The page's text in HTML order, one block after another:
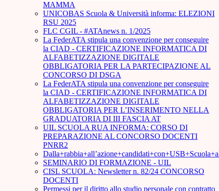
MAMMA
UNICOBAS Scuola & Università informa: ELEZIONI
RSU 2025
FLC CGIL - #ATAnews n. 1/2025
La FederATA stipula una convenzione per conseguire
la CIAD - CERTIFICAZIONE INFORMATICA DI
ALFABETIZZAZIONE DIGITALE
OBBLIGATORIA PER LA PARTECIPAZIONE AL
CONCORSO DI DSGA
La FederATA stipula una convenzione per conseguire
la CIAD - CERTIFICAZIONE INFORMATICA DI
ALFABETIZZAZIONE DIGITALE
OBBLIGATORIA PER L’INSERIMENTO NELLA
GRADUATORIA DI III FASCIA AT
UIL SCUOLA RUA INFORMA: CORSO DI
PREPARAZIONE AL CONCORSO DOCENTI
PNRR2
SEMINARIO DI FORMAZIONE - UIL
CISL SCUOLA: Newsletter n. 82/24 CONCORSO
DOCENTI
Permessi per il diritto allo studio personale con contratto